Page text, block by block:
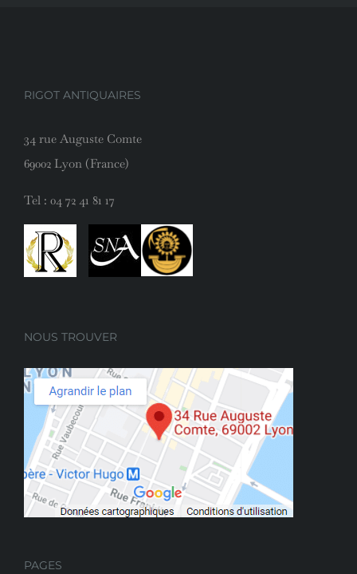
RIGOT ANTIQUAIRES
34 rue Auguste Comte
69002 Lyon (France)
Tel : 04 72 41 81 17
NOUS TROUVER
PAGES